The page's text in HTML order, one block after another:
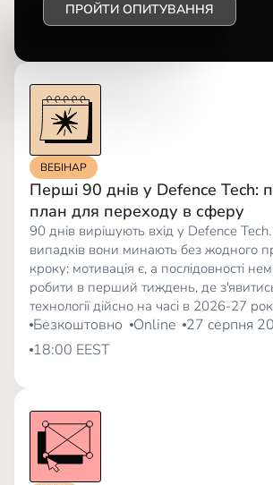
ПРОЙТИ ОПИТУВАННЯ
ВЕБІНАР
Перші 90 днів у Defence Tech:
план для переходу в сферу
90 днів вирішують вхід у Defence
випадків вони минають без жодного
кроку: мотивація є, а послідовності
робити в перший тиждень, де з'явитись
технології дійсно на часі в 2026-27
Безкоштовно Online 27 серпня
18:00 EEST